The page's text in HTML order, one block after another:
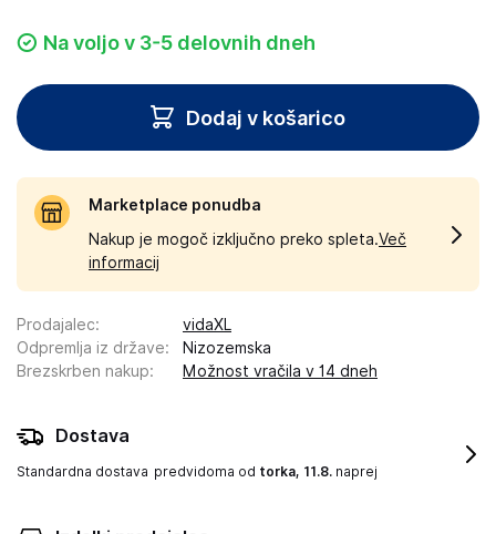
Na voljo v 3-5 delovnih dneh
Dodaj v košarico
Marketplace ponudba
Nakup je mogoč izključno preko spleta.Več
informacij
Prodajalec:
vidaXL
Odpremlja iz države:
Nizozemska
Brezskrben nakup: Možnost vračila v 14 dneh
Dostava
Standardna dostava predvidoma od torka, 11.8. naprej